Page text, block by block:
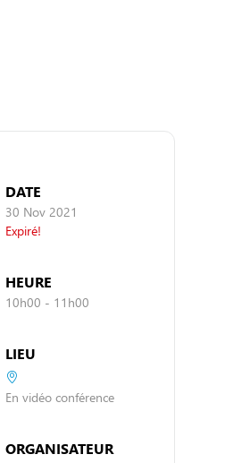
DATE
30 Nov 2021
Expiré!
HEURE
10h00 - 11h00
LIEU
En vidéo conférence
ORGANISATEUR